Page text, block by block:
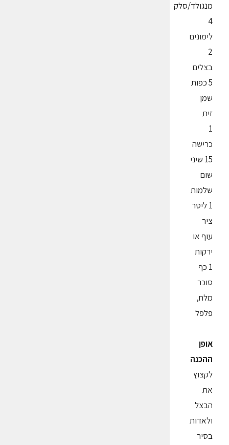
מנגולד/סלק
4
לימונים
2
בצלים
5 כפות
שמן
זית
1
כרישה
15 שיני
שום
שלמות
1 ליטר
ציר
עוף או
ירקות
1 כף
סוכר
מלח,
פלפל
אופן
ההכנה
לקצוץ
את
הבצל
ולאדות
בסיר